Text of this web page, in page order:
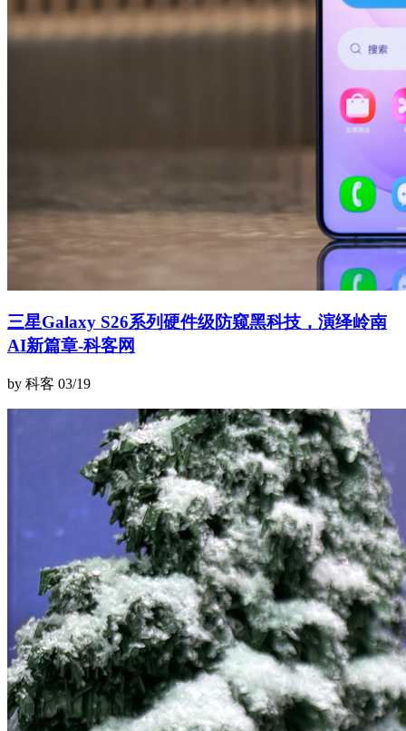
三星Galaxy S26系列硬件级防窥黑科技，演绎岭南
AI新篇章-科客网
by 科客 03/19